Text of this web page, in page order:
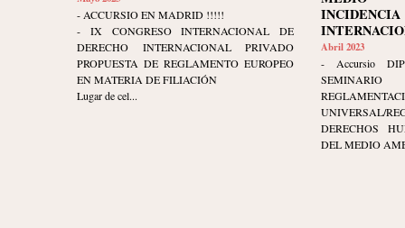
- ACCURSIO EN MADRID !!!!!
- IX CONGRESO INTERNACIONAL DE
DERECHO INTERNACIONAL PRIVADO
PROPUESTA DE REGLAMENTO EUROPEO
EN MATERIA DE FILIACIÓN
Lugar de cel...
Abril 2023
- Accursio
UNIVERSAL/
DERECHOS
DEL MEDIO